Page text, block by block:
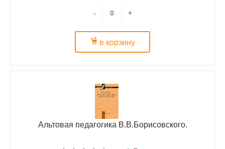
- +
в корзину
Альтовая педагогика В.В.Борисовского.